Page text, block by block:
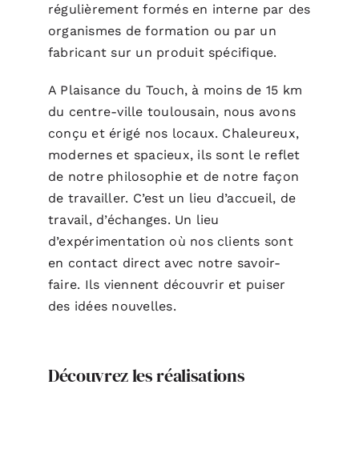
régulièrement formés en interne par des
organismes de formation ou par un
fabricant sur un produit spécifique.
A Plaisance du Touch, à moins de 15 km
du centre-ville toulousain, nous avons
conçu et érigé nos locaux. Chaleureux,
modernes et spacieux, ils sont le reflet
de notre philosophie et de notre façon
de travailler. C’est un lieu d’accueil, de
travail, d’échanges. Un lieu
d’expérimentation où nos clients sont
en contact direct avec notre savoir-
faire. Ils viennent découvrir et puiser
des idées nouvelles.
Découvrez les réalisations